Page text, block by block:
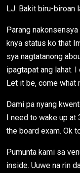
LJ: Bakit biru-biroan
Parang
knya status ko that
sya nagtatanong
ipagtapat ang lahat.
Let it be, come what
Dami pa nyang
I need to wake up at
the board exam. Ok
Pumunta kami sa
inside. Uuwe na rin